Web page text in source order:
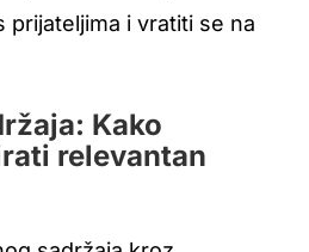
prijateljima i vratiti se na
Kako
relevantan